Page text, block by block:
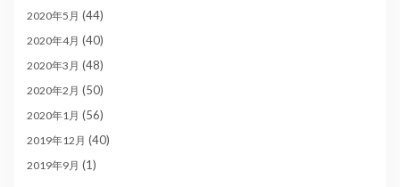
2020年5月 (44)
2020年4月 (40)
2020年3月 (48)
2020年2月 (50)
2020年1月 (56)
2019年12月 (40)
2019年9月 (1)